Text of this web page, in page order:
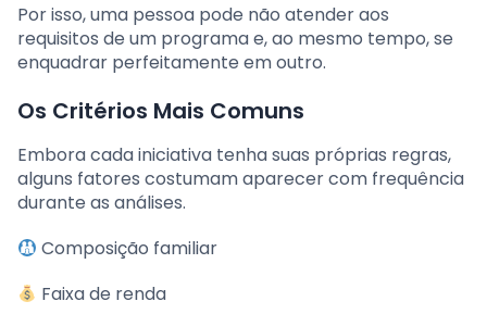
Por isso, uma pessoa pode não atender aos
requisitos de um programa e, ao mesmo tempo, se
enquadrar perfeitamente em outro.
Os Critérios Mais Comuns
Embora cada iniciativa tenha suas próprias regras,
alguns fatores costumam aparecer com frequência
durante as análises.
Composição familiar
Faixa de renda